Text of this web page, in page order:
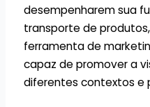
desempenharem sua
transporte de
ferramenta de
capaz de promover a
diferentes contextos e